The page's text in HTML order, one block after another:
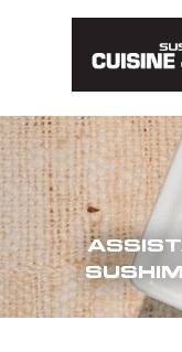
Skip
to
content